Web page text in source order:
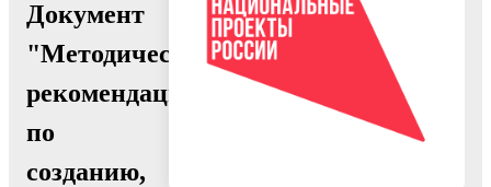
Документ
"Методические
рекомендации
по
созданию,